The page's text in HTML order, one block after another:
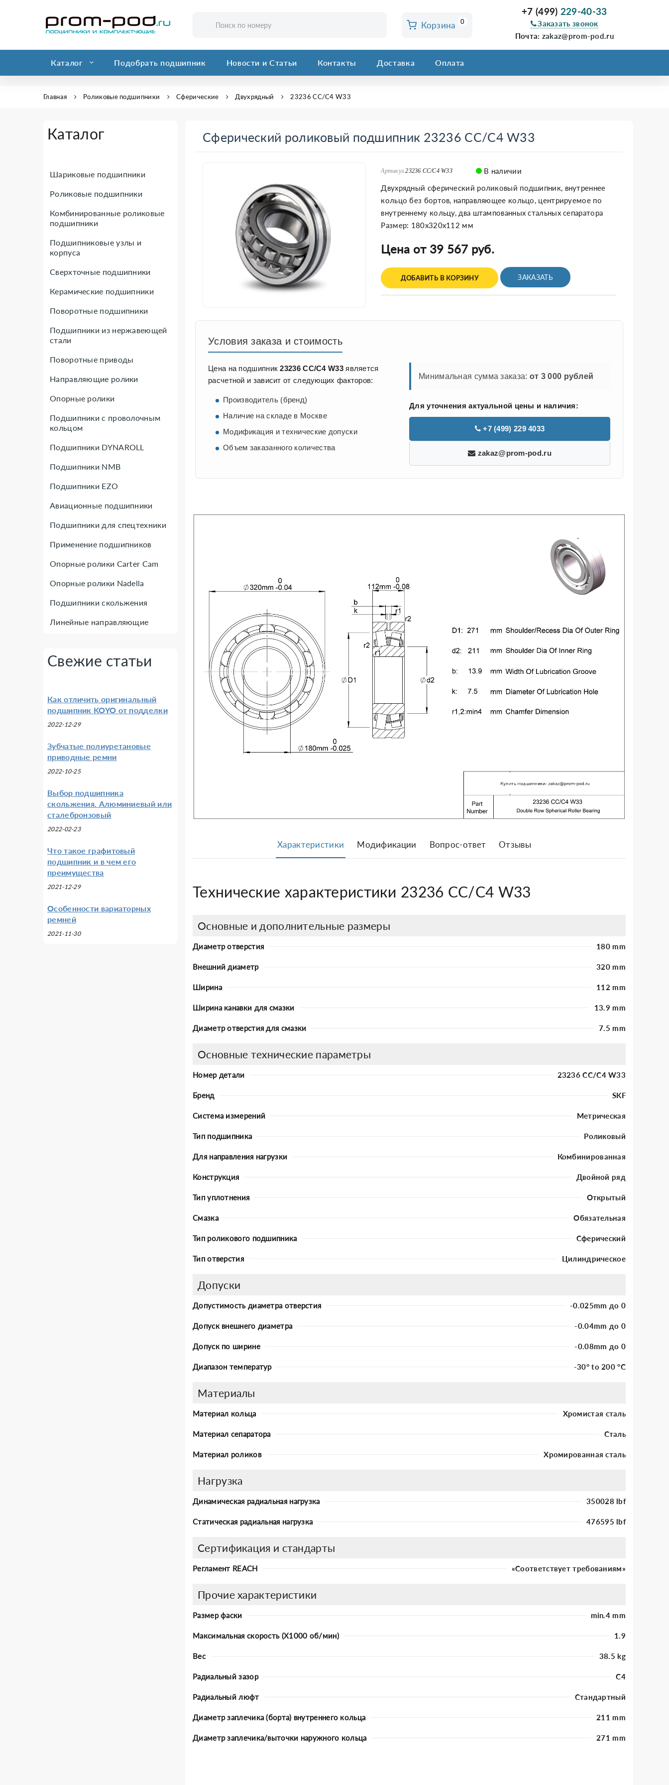
Корзина 0
+7 (499) 229-40-33
Заказать звонок
Почта: zakaz@prom-pod.ru
Каталог Подобрать подшипник Новости и Статьи Контакты Доставка Оплата
Главная Роликовые подшипники Сферические Двухрядный 23236 CC/C4 W33
Каталог
Шариковые подшипники
Роликовые подшипники
Комбинированные роликовые
подшипники
Подшипниковые узлы и
корпуса
Сверхточные подшипники
Керамические подшипники
Поворотные подшипники
Подшипники из нержавеющей
стали
Поворотные приводы
Направляющие ролики
Опорные ролики
Подшипники с проволочным
кольцом
Подшипники DYNAROLL
Подшипники NMB
Подшипники EZO
Авиационные подшипники
Подшипники для спецтехники
Применение подшипников
Опорные ролики Carter Cam
Опорные ролики Nadella
Подшипники скольжения
Линейные направляющие
Свежие статьи
Как отличить оригинальный
подшипник KOYO от подделки
2022-12-29
Зубчатые полиуретановые
приводные ремни
2022-10-25
Выбор подшипника
скольжения. Алюминиевый или
сталебронзовый
2022-02-23
Что такое графитовый
подшипник и в чем его
преимущества
2021-12-29
Особенности вариаторных
ремней
2021-11-30
Сферический роликовый подшипник 23236 CC/C4 W33
Артикул 23236 CC/C4 W33
В наличии
Двухрядный сферический роликовый подшипник, внутреннее
кольцо без бортов, направляющее кольцо, центрируемое по
внутреннему кольцу, два штампованных стальных сепаратора
Размер: 180x320x112 мм
Цена от 39 567 руб.
ДОБАВИТЬ В КОРЗИНУ ЗАКАЗАТЬ
Условия заказа и стоимость
Цена на подшипник23236 CC/C4 W33является
расчетной и зависит от следующих факторов:
Производитель (бренд)
Наличие на складе в Москве
Модификация и технические допуски
Объем заказанного количества
Минимальная сумма заказа: от 3 000 рублей
Для уточнения актуальной цены и наличия:
+7 (499) 229 4033
zakaz@prom-pod.ru
Характеристики Модификации Вопрос-ответ Отзывы
Технические характеристики 23236 CC/C4 W33
Основные и дополнительные размеры
Диаметр отверстия 180 mm
Внешний диаметр 320 mm
Ширина 112 mm
Ширина канавки для смазки 13.9 mm
Диаметр отверстия для смазки 7.5 mm
Основные технические параметры
Номер детали 23236 CC/C4 W33
Бренд SKF
Система измерений Метрическая
Тип подшипника Роликовый
Для направления нагрузки Комбинированная
Конструкция Двойной ряд
Тип уплотнения Открытый
Смазка Обязательная
Тип роликового подшипника Сферический
Тип отверстия Цилиндрическое
Допуски
Допустимость диаметра отверстия -0.025mm до 0
Допуск внешнего диаметра -0.04mm до 0
Допуск по ширине -0.08mm до 0
Диапазон температур -30° to 200 °C
Материалы
Материал кольца Хромистая сталь
Материал сепаратора Сталь
Материал роликов Хромированная сталь
Нагрузка
Динамическая радиальная нагрузка 350028 lbf
Статическая радиальная нагрузка 476595 lbf
Сертификация и стандарты
Регламент REACH «Соответствует требованиям»
Прочие характеристики
Размер фаски min.4 mm
Максимальная скорость (X1000 об/мин) 1.9
Вес 38.5 kg
Радиальный зазор C4
Радиальный люфт Стандартный
Диаметр заплечика (борта) внутреннего кольца 211 mm
Диаметр заплечика/выточки наружного кольца 271 mm